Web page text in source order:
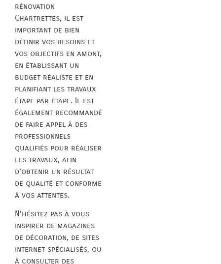
rénovation
Chartrettes, il est
important de bien
définir vos besoins et
vos objectifs en amont,
en établissant un
budget réaliste et en
planifiant les travaux
étape par étape. Il est
également recommandé
de faire appel à des
professionnels
qualifiés pour réaliser
les travaux, afin
d’obtenir un résultat
de qualité et conforme
à vos attentes.
N’hésitez pas à vous
inspirer de magazines
de décoration, de sites
internet spécialisés, ou
à consulter des